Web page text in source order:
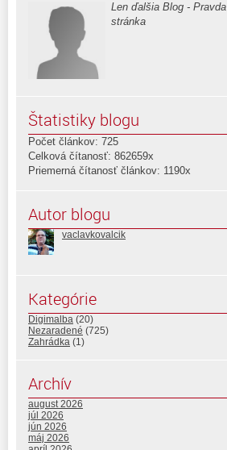
Len ďalšia Blog - Pravda
stránka
Štatistiky blogu
Počet článkov: 725
Celková čítanosť: 862659x
Priemerná čítanosť článkov: 1190x
Autor blogu
vaclavkovalcik
Kategórie
Digimalba (20)
Nezaradené (725)
Zahrádka (1)
Archív
august 2026
júl 2026
jún 2026
máj 2026